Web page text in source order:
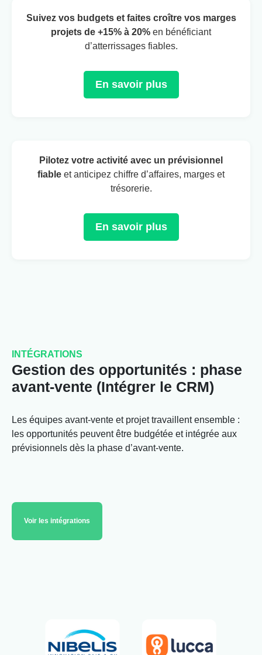
Suivez vos budgets et faites croître vos marges
projets de +15% à 20% en bénéficiant
d’atterrissages fiables.
En savoir plus
Pilotez votre activité avec un prévisionnel
fiable et anticipez chiffre d’affaires, marges et
trésorerie.
En savoir plus
INTÉGRATIONS
Gestion des opportunités : phase
avant-vente (Intégrer le CRM)
Les équipes avant-vente et projet travaillent ensemble :
les opportunités peuvent être budgétée et intégrée aux
prévisionnels dès la phase d’avant-vente.
Voir les intégrations